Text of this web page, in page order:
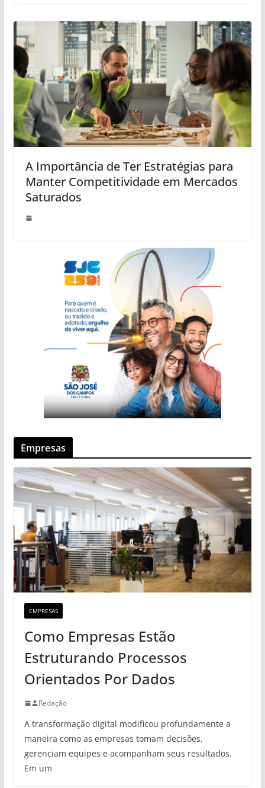
A Importância de Ter Estratégias para
Manter Competitividade em Mercados
Saturados
Empresas
EMPRESAS
Como Empresas Estão
Estruturando Processos
Orientados Por Dados
Redação
A transformação digital modificou profundamente a
maneira como as empresas tomam decisões,
gerenciam equipes e acompanham seus resultados.
Em um